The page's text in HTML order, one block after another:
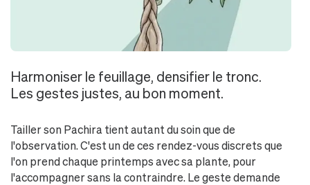
Harmoniser le feuillage, densifier le tronc.
Les gestes justes, au bon moment.
Tailler son Pachira tient autant du soin que de
l'observation. C'est un de ces rendez-vous discrets que
l'on prend chaque printemps avec sa plante, pour
l'accompagner sans la contraindre. Le geste demande